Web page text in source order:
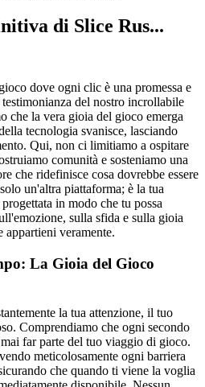
di Slice Rus...
dove ogni clic è una promessa e
del nostro incrollabile
che la vera gioia del gioco emerga
tecnologia svanisce, lasciando
Qui, non ci limitiamo a ospitare
comunità e sosteniamo una
che ridefinisce cosa dovrebbe essere
un'altra piattaforma; è la tua
in modo che tu possa
sulla sfida e sulla gioia
appartieni veramente.
La Gioia del Gioco
la tua attenzione, il tuo
Comprendiamo che ogni secondo
far parte del tuo viaggio di gioco.
meticolosamente ogni barriera
che quando ti viene la voglia